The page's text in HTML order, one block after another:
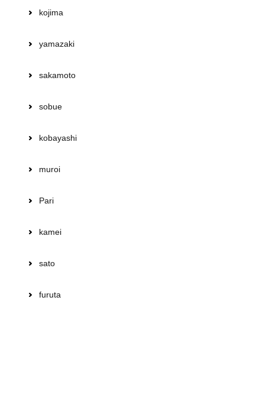
kojima
yamazaki
sakamoto
sobue
kobayashi
muroi
Pari
kamei
sato
furuta